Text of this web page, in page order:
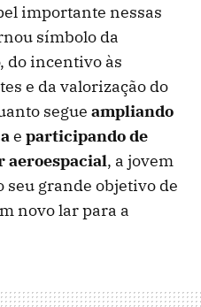
importante nessas
símbolo da
do incentivo às
e da valorização do
segue ampliando
e participando de
aeroespacial, a jovem
seu grande objetivo de
novo lar para a